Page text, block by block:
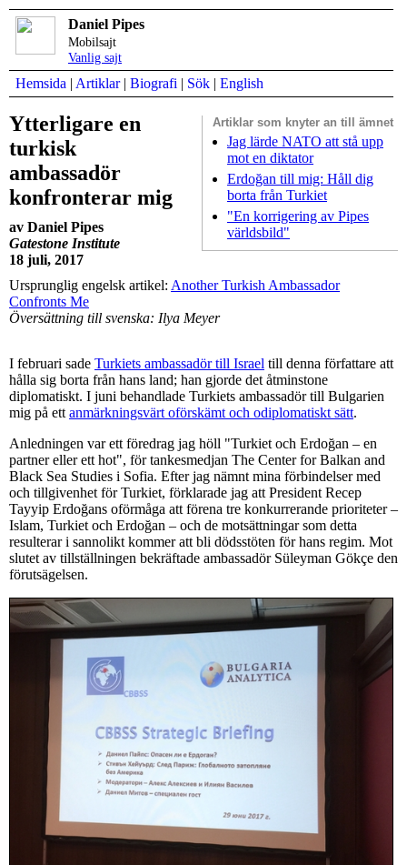
Daniel Pipes
Mobilsajt
Vanlig sajt
Hemsida | Artiklar| Biografi | Sök | English
Artiklar som knyter an till ämnet
Jag lärde NATO att stå upp
mot en diktator
Erdoğan till mig: Håll dig
borta från Turkiet
"En korrigering av Pipes
världsbild"
Ytterligare en
turkisk
ambassadör
konfronterar mig
av Daniel Pipes
Gatestone Institute
18 juli, 2017
Ursprunglig engelsk artikel: Another Turkish Ambassador
Confronts Me
Översättning till svenska: Ilya Meyer
I februari sade Turkiets ambassadör till Israel till denna författare att
hålla sig borta från hans land; han gjorde det åtminstone
diplomatiskt. I juni behandlade Turkiets ambassadör till Bulgarien
mig på ett anmärkningsvärt oförskämt och odiplomatiskt sätt.
Anledningen var ett föredrag jag höll "Turkiet och Erdoğan – en
partner eller ett hot", för tankesmedjan The Center for Balkan and
Black Sea Studies i Sofia. Efter jag nämnt mina förbindelser med
och tillgivenhet för Turkiet, förklarade jag att President Recep
Tayyip Erdoğans oförmåga att förena tre konkurrerande prioriteter –
Islam, Turkiet och Erdoğan – och de motsättningar som detta
resulterar i sannolikt kommer att bli dödsstöten för hans regim. Mot
slutet av tillställningen bekräftade ambassadör Süleyman Gökçe den
förutsägelsen.